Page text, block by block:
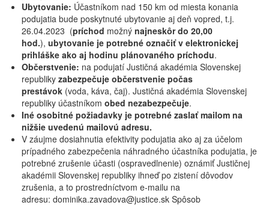
Ubytovanie: Účastníkom nad 150 km od miesta konania
podujatia bude poskytnuté ubytovanie aj deň vopred, t.j.
26.04.2023 (príchod možný najneskôr do 20,00
hod.), ubytovanie je potrebné označiť v elektronickej
prihláške ako aj hodinu plánovaného príchodu.
Občerstvenie: na podujatí Justičná akadémia Slovenskej
republiky zabezpečuje občerstvenie počas
prestávok (voda, káva, čaj). Justičná akadémia Slovenskej
republiky účastníkom obed nezabezpečuje.
Iné osobitné požiadavky je potrebné zaslať mailom na
nižšie uvedenú mailovú adresu.
V záujme dosiahnutia efektivity podujatia ako aj za účelom
prípadného zabezpečenia náhradného účastníka podujatia, je
potrebné zrušenie účasti (ospravedlnenie) oznámiť Justičnej
akadémii Slovenskej republiky ihneď po zistení dôvodov
zrušenia, a to prostredníctvom e-mailu na
adresu: dominika.zavadova@justice.sk Spôsob